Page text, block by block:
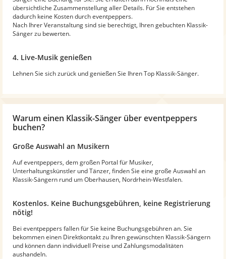
übersichtliche Zusammenstellung aller Details. Für Sie entstehen
dadurch keine Kosten durch eventpeppers.
Nach Ihrer Veranstaltung sind sie berechtigt, Ihren gebuchten Klassik-
Sänger zu bewerten.
4. Live-Musik genießen
Lehnen Sie sich zurück und genießen Sie Ihren Top Klassik-Sänger.
Warum einen Klassik-Sänger über eventpeppers
buchen?
Große Auswahl an Musikern
Auf eventpeppers, dem großen Portal für Musiker,
Unterhaltungskünstler und Tänzer, finden Sie eine große Auswahl an
Klassik-Sängern rund um Oberhausen, Nordrhein-Westfalen.
Kostenlos. Keine Buchungsgebühren, keine Registrierung
nötig!
Bei eventpeppers fallen für Sie keine Buchungsgebühren an. Sie
bekommen einen Direktkontakt zu Ihren gewünschten Klassik-Sängern
und können dann individuell Preise und Zahlungsmodalitäten
aushandeln.